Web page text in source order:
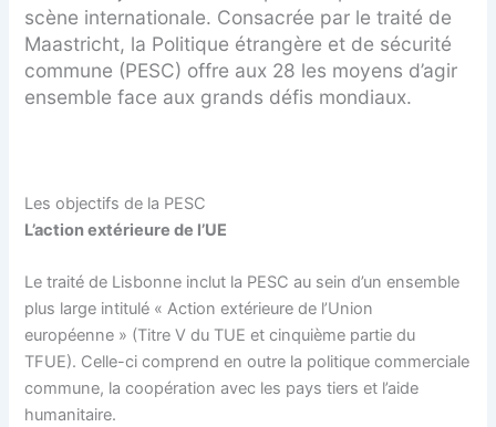
scène internationale. Consacrée par le traité de
Maastricht, la Politique étrangère et de sécurité
commune (PESC) offre aux 28 les moyens d’agir
ensemble face aux grands défis mondiaux.
Les objectifs de la PESC
L’action extérieure de l’UE
Le traité de Lisbonne inclut la PESC au sein d’un ensemble
plus large intitulé « Action extérieure de l’Union
européenne » (Titre V du TUE et cinquième partie du
TFUE). Celle-ci comprend en outre la politique commerciale
commune, la coopération avec les pays tiers et l’aide
humanitaire.